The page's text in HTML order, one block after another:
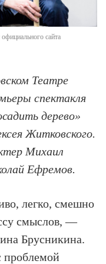
сайта
Театре
спектакля
дерево»
Житковского.
Михаил
Ефремов.
легко, смешно
смыслов, —
Брусникина.